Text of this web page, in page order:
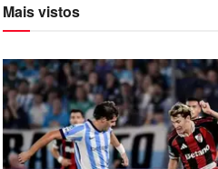
Mais vistos